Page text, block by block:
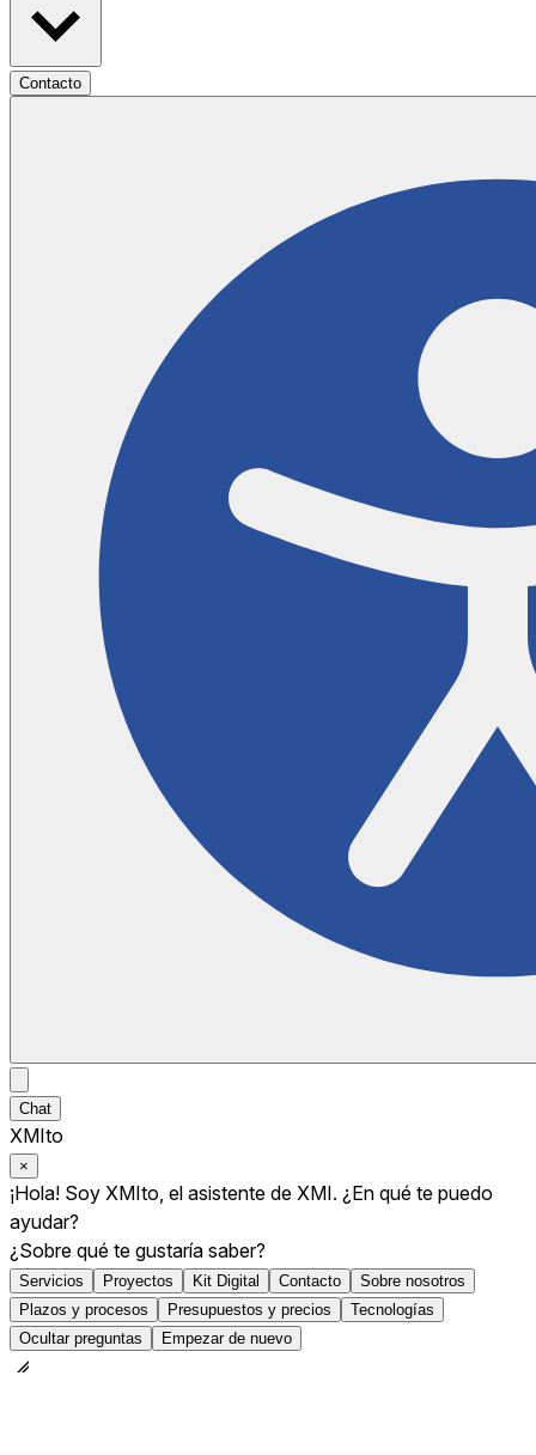
Contacto
Chat
XMIto
×
¡Hola! Soy XMIto, el asistente de XMI. ¿En qué te puedo
ayudar?
¿Sobre qué te gustaría saber?
Servicios Proyectos Kit Digital Contacto
Sobre nosotros
Plazos y procesos
Presupuestos y precios
Tecnologías
Ocultar preguntas
Empezar de nuevo